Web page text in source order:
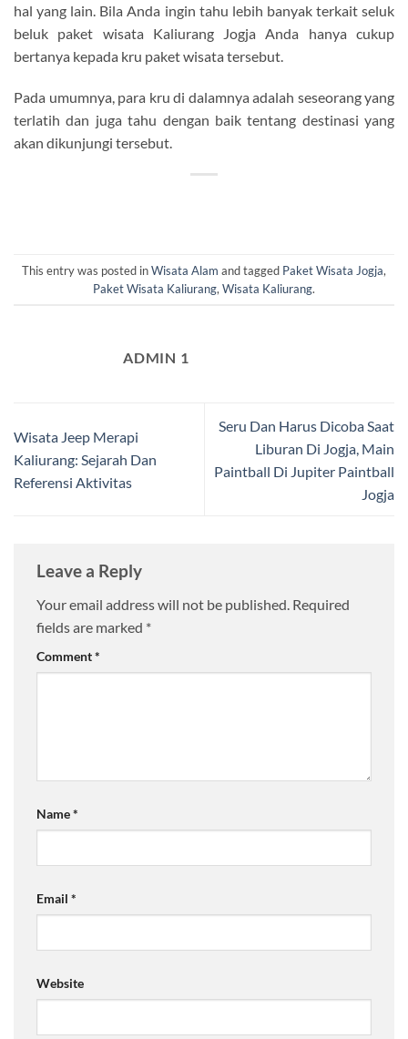
hal yang lain. Bila Anda ingin tahu lebih banyak terkait seluk
beluk paket wisata Kaliurang Jogja Anda hanya cukup
bertanya kepada kru paket wisata tersebut.
Pada umumnya, para kru di dalamnya adalah seseorang yang
terlatih dan juga tahu dengan baik tentang destinasi yang
akan dikunjungi tersebut.
This entry was posted inWisata Alam and tagged Paket Wisata Jogja,
Paket Wisata Kaliurang, Wisata Kaliurang.
ADMIN 1
Wisata Jeep Merapi
Kaliurang: Sejarah Dan
Referensi Aktivitas
Seru Dan Harus Dicoba Saat
Liburan Di Jogja, Main
Paintball Di Jupiter Paintball
Jogja
Leave a Reply
Your email address will not be published. Required
fields are marked *
Comment*
Name*
Email *
Website